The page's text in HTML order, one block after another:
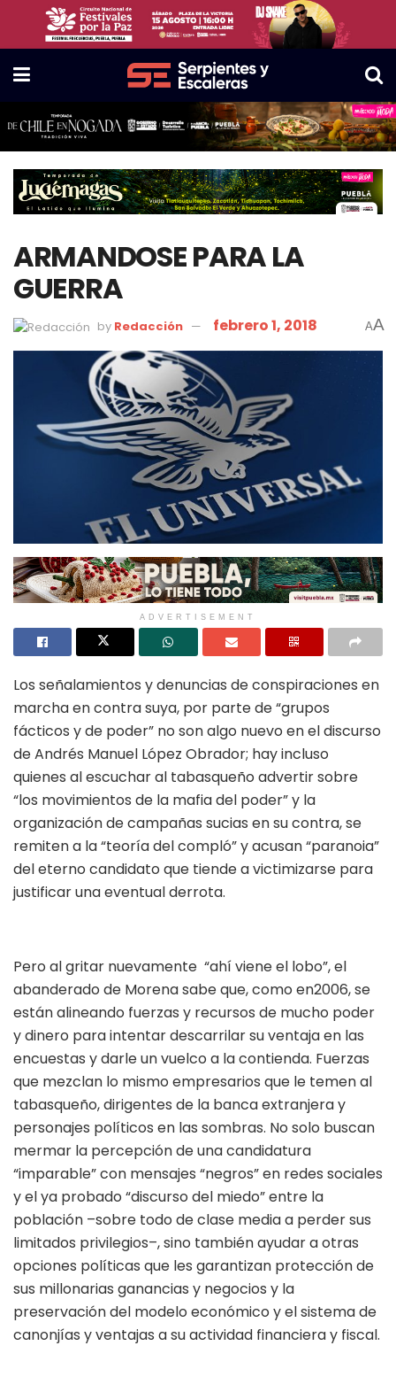
ARMANDOSE PARA LA
GUERRA
by Redacción febrero 1, 2018 AA
ADVERTISEMENT
Los señalamientos y denuncias de conspiraciones en
marcha en contra suya, por parte de “grupos
fácticos y de poder” no son algo nuevo en el discurso
de Andrés Manuel López Obrador; hay incluso
quienes al escuchar al tabasqueño advertir sobre
“los movimientos de la mafia del poder” y la
organización de campañas sucias en su contra, se
remiten a la “teoría del compló” y acusan “paranoia”
del eterno candidato que tiende a victimizarse para
justificar una eventual derrota.
Pero al gritar nuevamente “ahí viene el lobo”, el
abanderado de Morena sabe que, como en2006, se
están alineando fuerzas y recursos de mucho poder
y dinero para intentar descarrilar su ventaja en las
encuestas y darle un vuelco a la contienda. Fuerzas
que mezclan lo mismo empresarios que le temen al
tabasqueño, dirigentes de la banca extranjera y
personajes políticos en las sombras. No solo buscan
mermar la percepción de una candidatura
“imparable” con mensajes “negros” en redes sociales
y el ya probado “discurso del miedo” entre la
población –sobre todo de clase media a perder sus
limitados privilegios–, sino también ayudar a otras
opciones políticas que les garantizan protección de
sus millonarias ganancias y negocios y la
preservación del modelo económico y el sistema de
canonjías y ventajas a su actividad financiera y fiscal.